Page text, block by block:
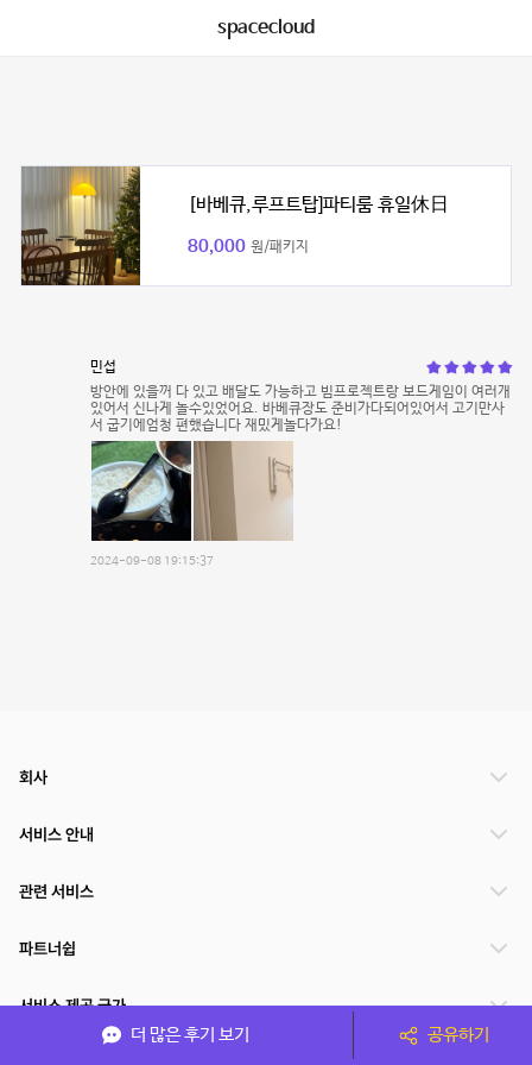
spacecloud
[바베큐,루프트탑]파티룸 휴일休日
80,000 원/패키지
민섭
방안에 있을꺼 다 있고 배달도 가능하고 빔프로젝트랑 보드게임이 여러개
있어서 신나게 놀수있었어요. 바베큐장도 준비가다되어있어서 고기만사
서 굽기에엄청 편했습니다 재밌게놀다가요!
2024-09-08 19:15:37
더 많은 후기 보기 공유하기
회사
서비스 안내
관련 서비스
파트너쉽
서비스 제공 국가